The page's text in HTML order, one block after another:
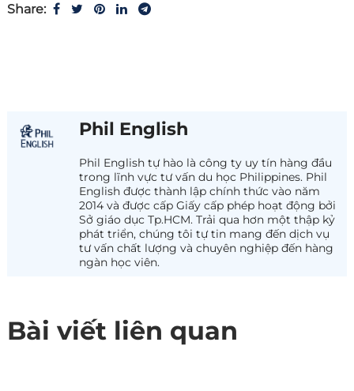
Share:
Phil English
Phil English tự hào là công ty uy tín hàng đầu
trong lĩnh vực tư vấn du học Philippines. Phil
English được thành lập chính thức vào năm
2014 và được cấp Giấy cấp phép hoạt động bởi
Sở giáo dục Tp.HCM. Trải qua hơn một thập kỷ
phát triển, chúng tôi tự tin mang đến dịch vụ
tư vấn chất lượng và chuyên nghiệp đến hàng
ngàn học viên.
Bài viết liên quan